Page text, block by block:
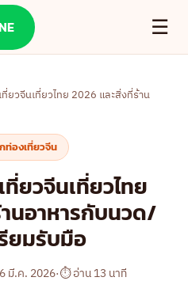
☰
ยวจีนเที่ยวไทย 2026 และสิ่งที่ร้าน
ท่องเที่ยวจีน
ยวจีนเที่ยวไทย
นอาหารกับนวด/
ยมรับมือ
มี.ค. 2026·⏱ อ่าน 13 นาที